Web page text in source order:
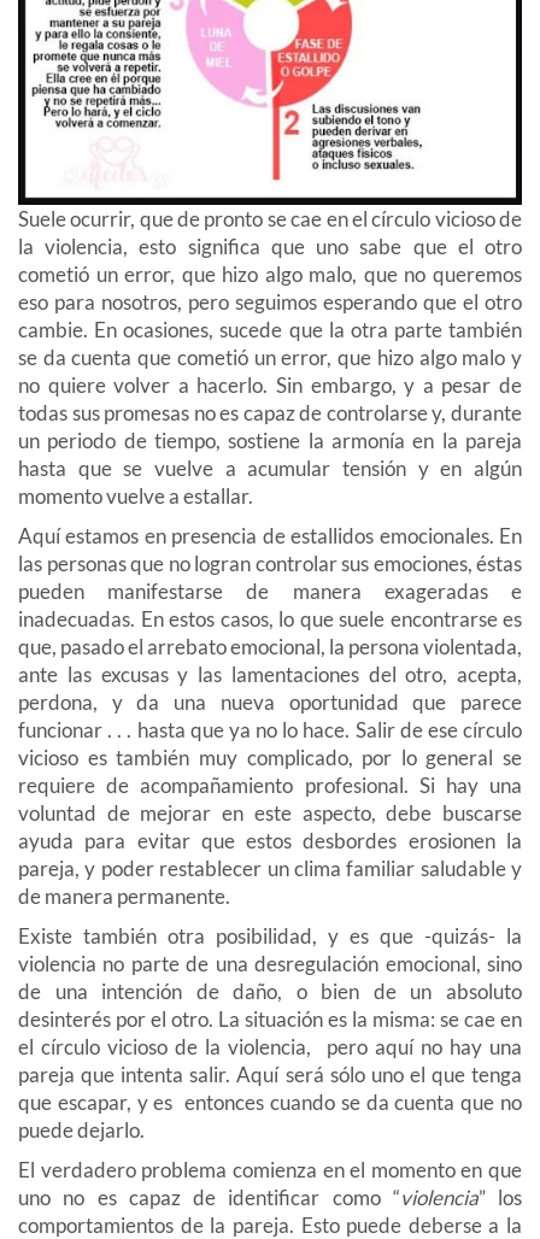
Suele ocurrir, que de pronto se cae en el círculo vicioso de
la violencia, esto significa que uno sabe que el otro
cometió un error, que hizo algo malo, que no queremos
eso para nosotros, pero seguimos esperando que el otro
cambie. En ocasiones, sucede que la otra parte también
se da cuenta que cometió un error, que hizo algo malo y
no quiere volver a hacerlo. Sin embargo, y a pesar de
todas sus promesas no es capaz de controlarse y, durante
un periodo de tiempo, sostiene la armonía en la pareja
hasta que se vuelve a acumular tensión y en algún
momento vuelve a estallar.
Aquí estamos en presencia de estallidos emocionales. En
las personas que no logran controlar sus emociones, éstas
pueden manifestarse de manera exageradas e
inadecuadas. En estos casos, lo que suele encontrarse es
que, pasado el arrebato emocional, la persona violentada,
ante las excusas y las lamentaciones del otro, acepta,
perdona, y da una nueva oportunidad que parece
funcionar . . . hasta que ya no lo hace. Salir de ese círculo
vicioso es también muy complicado, por lo general se
requiere de acompañamiento profesional. Si hay una
voluntad de mejorar en este aspecto, debe buscarse
ayuda para evitar que estos desbordes erosionen la
pareja, y poder restablecer un clima familiar saludable y
de manera permanente.
Existe también otra posibilidad, y es que -quizás- la
violencia no parte de una desregulación emocional, sino
de una intención de daño, o bien de un absoluto
desinterés por el otro. La situación es la misma: se cae en
el círculo vicioso de la violencia, pero aquí no hay una
pareja que intenta salir. Aquí será sólo uno el que tenga
que escapar, y es entonces cuando se da cuenta que no
puede dejarlo.
El verdadero problema comienza en el momento en que
uno no es capaz de identificar como “violencia” los
comportamientos de la pareja. Esto puede deberse a la